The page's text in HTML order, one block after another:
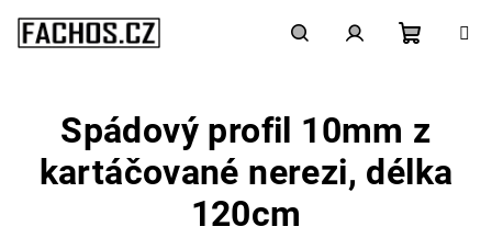
obsah
košík
Spádový profil 10mm z
kartáčované nerezi, délka
120cm